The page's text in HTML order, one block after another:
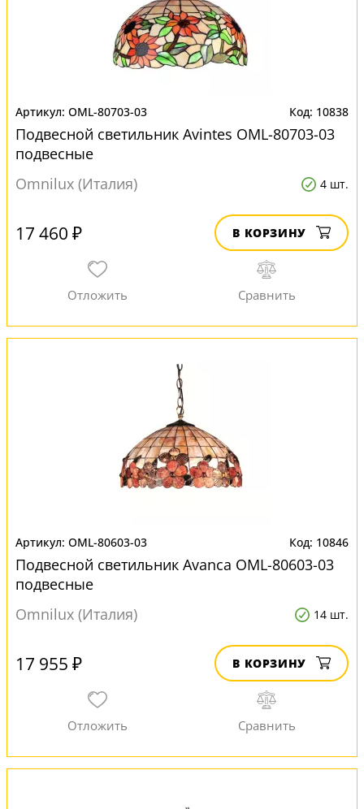
OML-80703-03 10838
Подвесной светильник Avintes OML-80703-03
подвесные
Omnilux (Италия)
4 шт.
17 460 ₽ В КОРЗИНУ
OML-80603-03 10846
Подвесной светильник Avanca OML-80603-03
подвесные
Omnilux (Италия)
14 шт.
17 955 ₽ В КОРЗИНУ